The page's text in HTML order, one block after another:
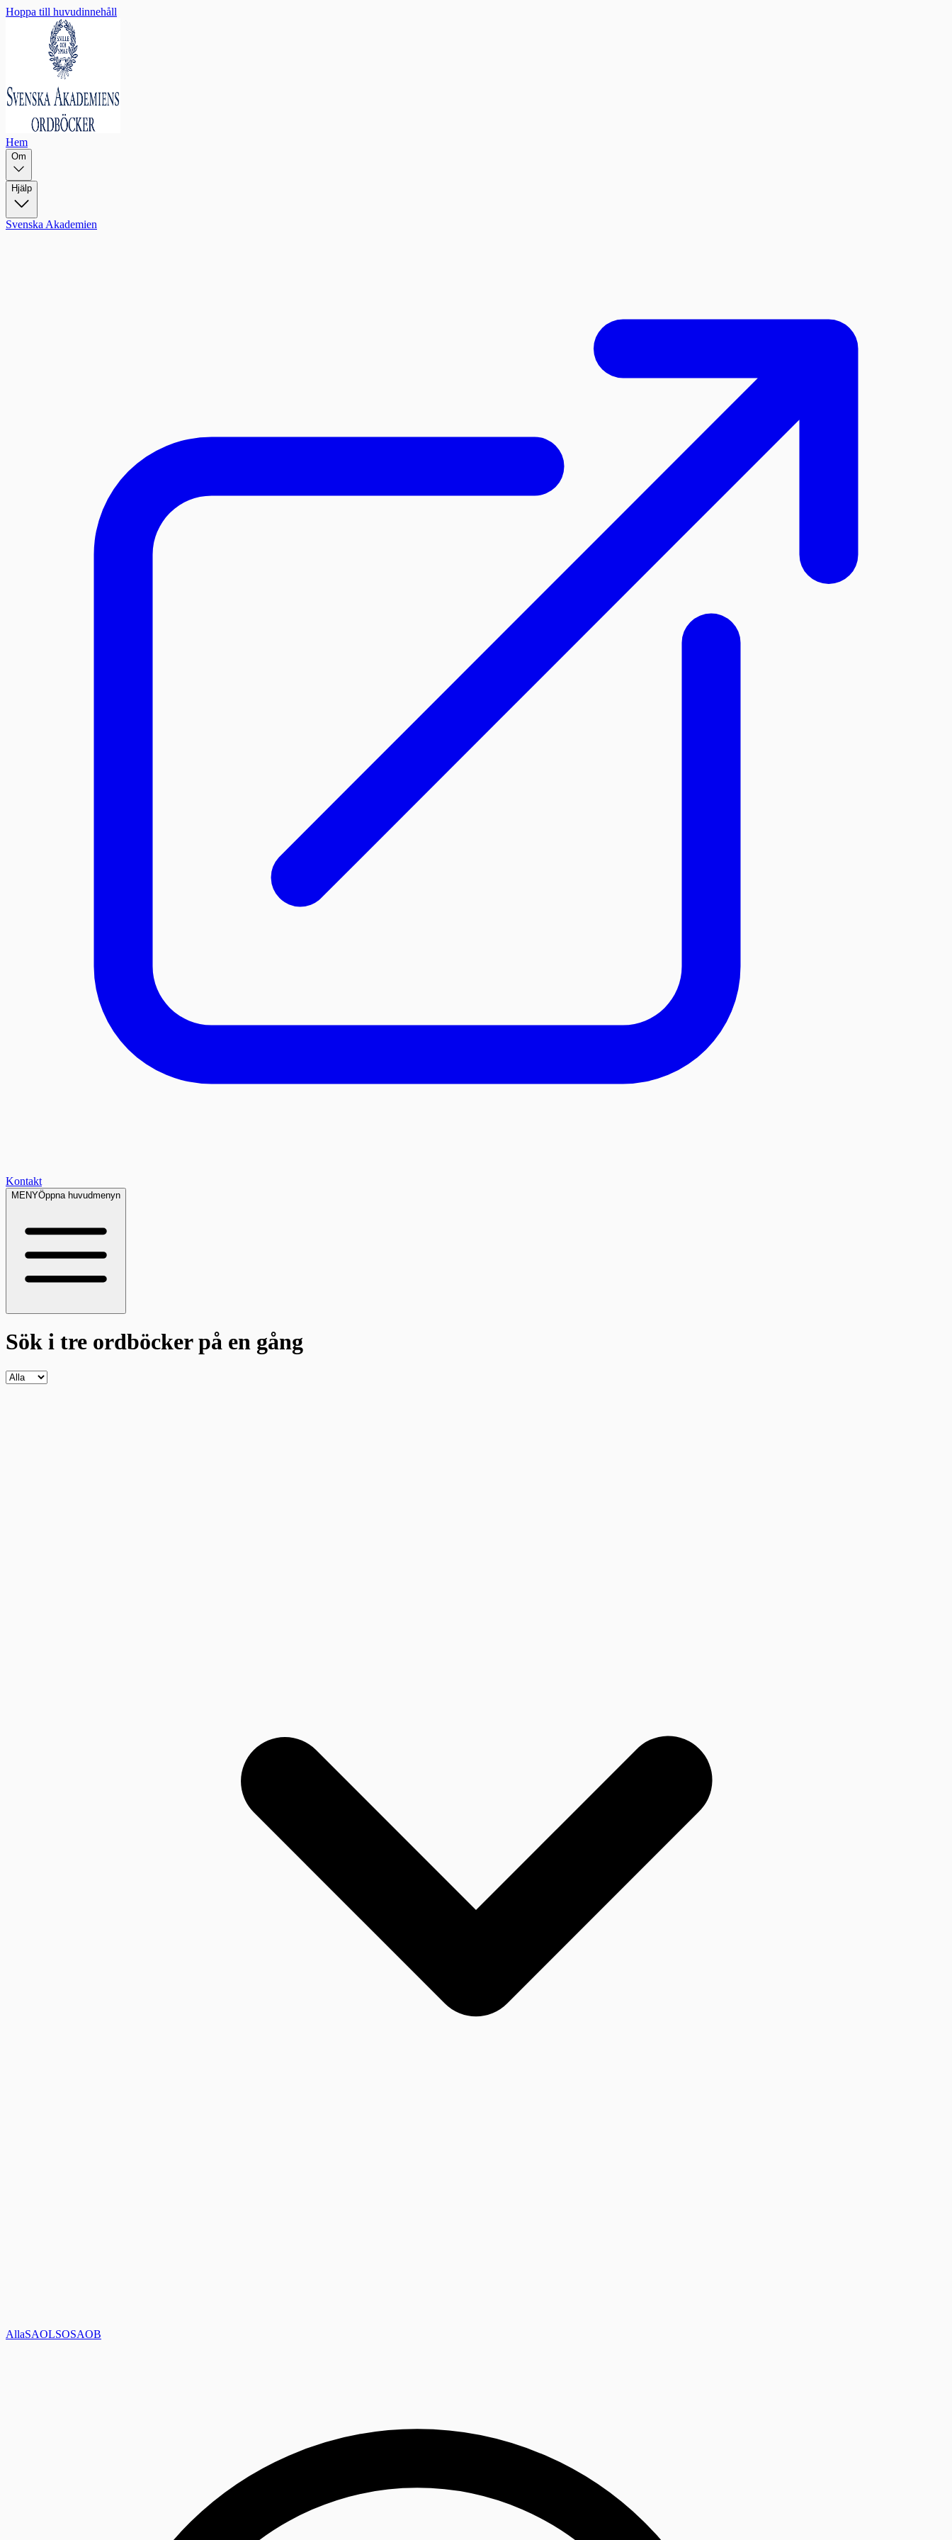
Hoppa till huvudinnehåll
Hem
Om
Hjälp
Svenska Akademien
Kontakt
MENYÖppna huvudmenyn
Sök i tre ordböckerpå en gång
AllaSAOLSOSAOB